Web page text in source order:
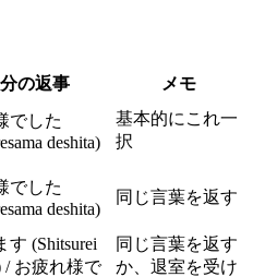
の返事
メモ
でした
deshita)
基本的にこれ一
択
でした
deshita)
同じ言葉を返す
す (Shitsurei
/ お疲れ様で
同じ言葉を返す
か、退室を受け